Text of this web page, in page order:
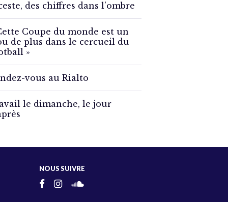
des chiffres dans l’ombre
Coupe du monde est un
de plus dans le cercueil du
»
vous au Rialto
le dimanche, le jour
NOUS SUIVRE